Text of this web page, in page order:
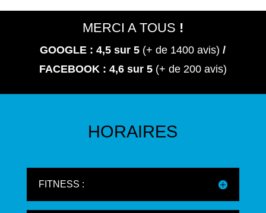
MERCI A TOUS !
GOOGLE : 4,5sur 5 (+ de 1400 avis) /
FACEBOOK : 4,6 sur 5 (+ de 200 avis)
HORAIRES
FITNESS :